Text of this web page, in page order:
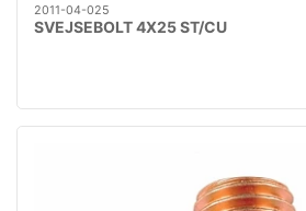
2011-04-025
SVEJSEBOLT 4X25 ST/CU